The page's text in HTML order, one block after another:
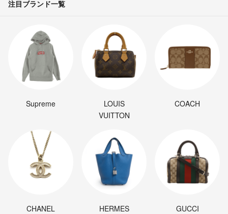
注目ブランド一覧
Supreme
LOUIS
VUITTON
COACH
CHANEL HERMES GUCCI